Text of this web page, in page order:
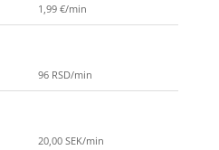
1,99 €/min
96 RSD/min
20,00 SEK/min